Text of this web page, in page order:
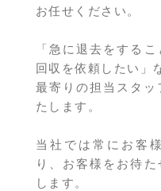
お任せください。
「急に退去をする
回収を依頼したい」
最寄りの担当スタッ
たします。
当社では常にお客
り、お客様をお待
します。